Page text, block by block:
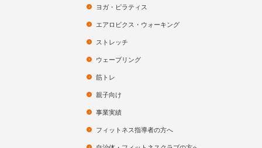
ヨガ・ピラティス
エアロビクス・ウォーキング
ストレッチ
ウェーブリング
筋トレ
親子向け
事業実績
フィットネス指導者の方へ